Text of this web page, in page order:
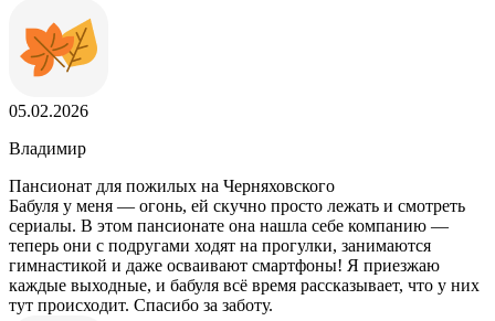
05.02.2026
Владимир
Пансионат для пожилых на Черняховского
Бабуля у меня — огонь, ей скучно просто лежать и смотреть
сериалы. В этом пансионате она нашла себе компанию —
теперь они с подругами ходят на прогулки, занимаются
гимнастикой и даже осваивают смартфоны! Я приезжаю
каждые выходные, и бабуля всё время рассказывает, что у них
тут происходит. Спасибо за заботу.